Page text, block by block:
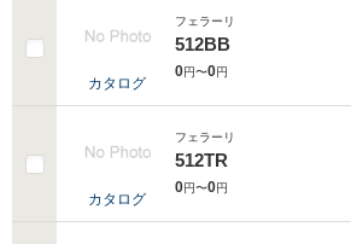
カタログ
フェラーリ
512BB
0円〜0円
カタログ
フェラーリ
512TR
0円〜0円